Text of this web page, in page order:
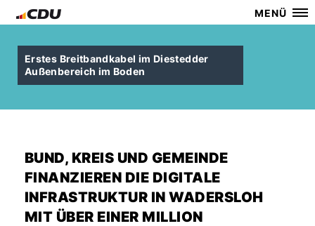
MENÜ
Erstes Breitbandkabel im Diestedder
Außenbereich im Boden
BUND, KREIS UND GEMEINDE
FINANZIEREN DIE DIGITALE
INFRASTRUKTUR IN WADERSLOH
MIT ÜBER EINER MILLION